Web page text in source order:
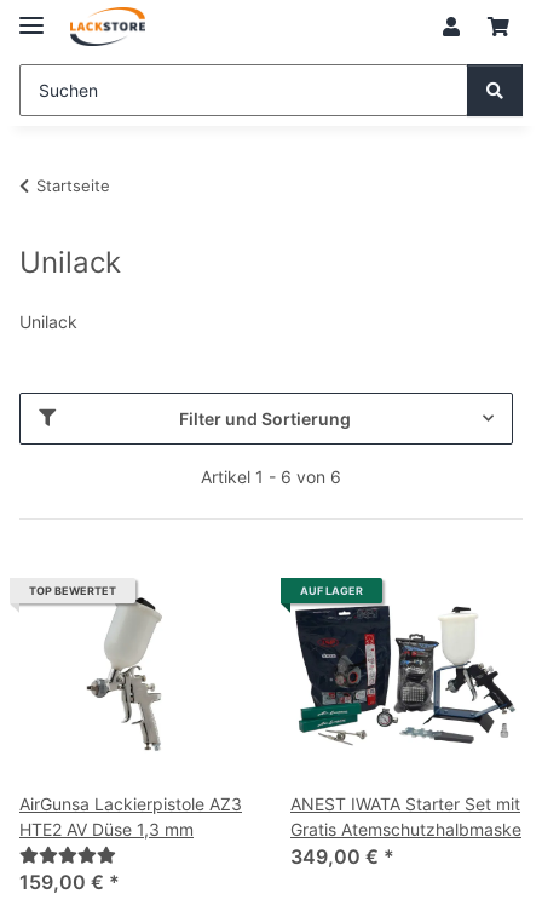
Startseite
Unilack
Unilack
Filter und Sortierung
Artikel 1 - 6 von 6
TOP BEWERTET
AirGunsa Lackierpistole AZ3
HTE2 AV Düse 1,3 mm
159,00 € *
AUF LAGER
ANEST IWATA Starter Set mit
Gratis Atemschutzhalbmaske
349,00 € *